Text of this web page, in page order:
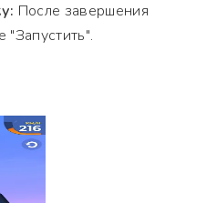
После завершения
"Запустить".